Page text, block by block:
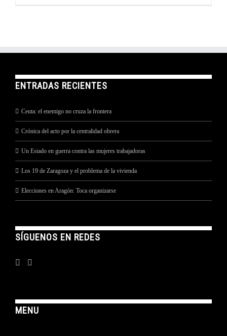
ENTRADAS RECIENTES
Ceuta: el enemigo no cruza la frontera
Crónica del acto por la centralidad obrera
Un Estado en guerra contra las mujeres trabajadoras
Los 19 de Zaragoza y el problema de la vivienda
Elecciones en Aragón: Toca organizarse
SÍGUENOS EN REDES
MENU